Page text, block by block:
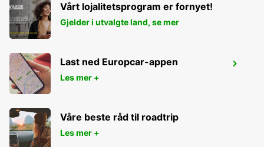
DUBLIN SANDYFORD
SANDYFORD - IRELAND
Vårt lojalitetsprogram er fornyet!
Gjelder i utvalgte land, se mer
Last ned Europcar-appen
Les mer +
Våre beste råd til roadtrip
Les mer +